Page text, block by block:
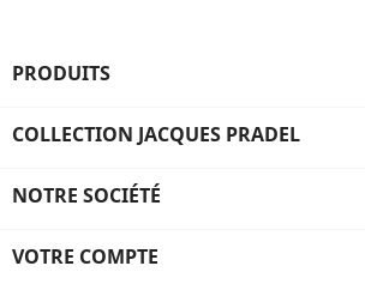
PRODUITS
COLLECTION JACQUES PRADEL
NOTRE SOCIÉTÉ
VOTRE COMPTE